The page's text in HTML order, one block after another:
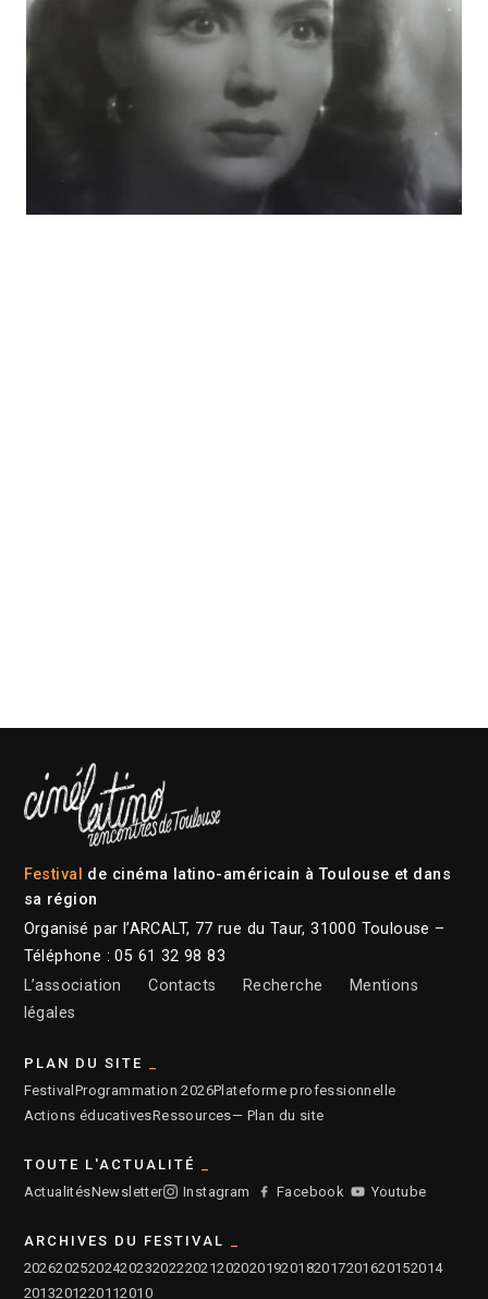
Festival de cinéma latino-américain à Toulouse et dans
sa région
Organisé par l’ARCALT, 77 rue du Taur, 31000 Toulouse –
Téléphone : 05 61 32 98 83
L’association
Contacts Recherche
Mentions
légales
PLAN DU SITE
Festival Programmation 2026Plateforme professionnelle
Actions éducativesRessources— Plan du site
TOUTE L'ACTUALITÉ
ActualitésNewsletter Instagram Facebook Youtube
ARCHIVES DU FESTIVAL
2026202520242023202220212020201920182017201620152014
2013201220112010